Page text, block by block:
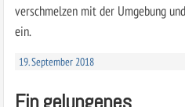
verschmelzen mit der Umgebung
ein.
19. September 2018